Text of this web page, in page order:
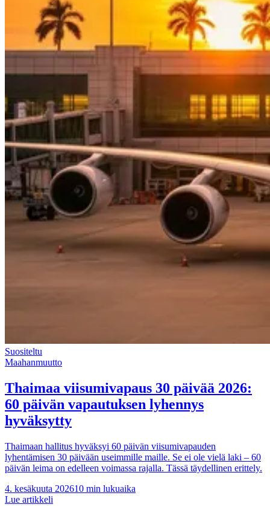
Suositeltu
Maahanmuutto
Thaimaa viisumivapaus 30 päivää 2026:
60 päivän vapautuksen lyhennys
hyväksytty
Thaimaan hallitus hyväksyi 60 päivän viisumivapauden
lyhentämisen 30 päivään useimmille maille. Se ei ole vielä laki – 60
päivän leima on edelleen voimassa rajalla. Tässä täydellinen erittely.
4. kesäkuuta 202610 min lukuaika
Lue artikkeli